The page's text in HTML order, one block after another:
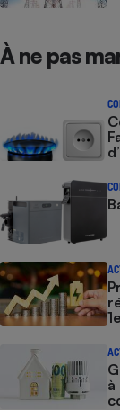
À ne pas
à